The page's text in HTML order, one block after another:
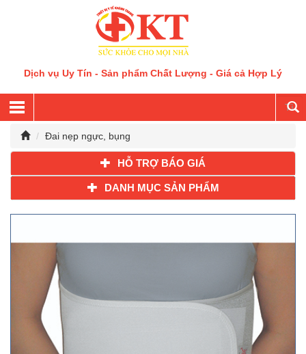
Dịch vụ Uy Tín - Sản phẩm Chất Lượng - Giá cả Hợp Lý
Đai nẹp ngực, bụng
HỖ TRỢ BÁO GIÁ
DANH MỤC SẢN PHẨM